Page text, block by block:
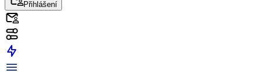
Přihlášení